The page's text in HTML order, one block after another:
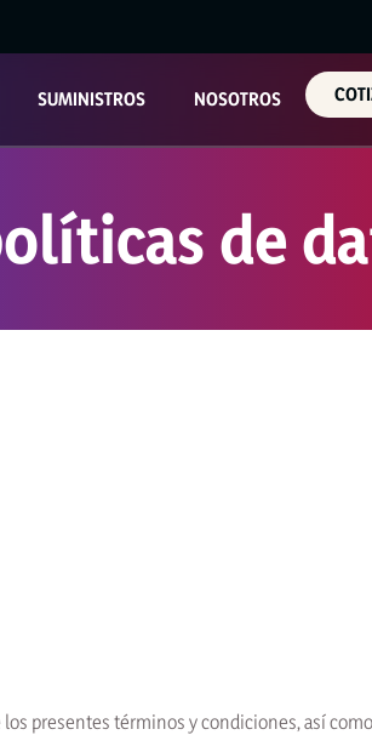
SUMINISTROS NOSOTROS
de
presentes términos y condiciones, así